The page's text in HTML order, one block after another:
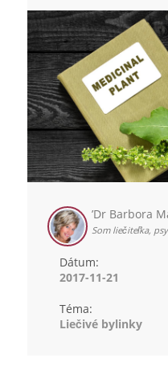
’Dr Barbora
Som liečiteľka,
Dátum:
2017-11-21
Téma:
Liečivé bylinky